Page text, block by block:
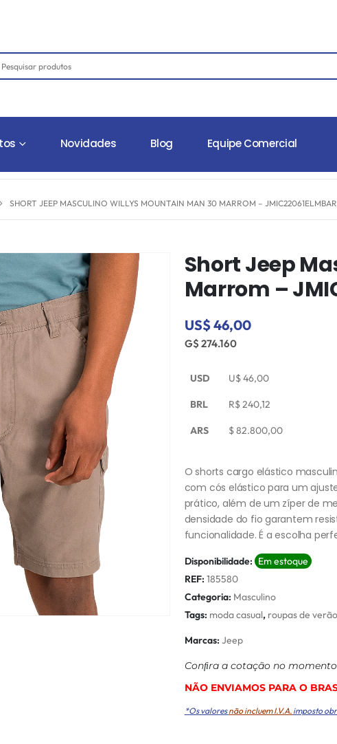
Novidades Blog Equipe Comercial
SHORT JEEP MASCULINO WILLYS MOUNTAIN MAN 30 MARROM –
Short Jeep
Marrom –
US$ 46,00
G$ 274.160
USD U$46,00
BRL R$240,12
ARS $82.800,00
O shorts cargo elástico
com cós elástico para um
prático, além de um zíper de
densidade do fio garantem
funcionalidade. É a escolha
Disponibilidade: Em estoque
REF: 185580
Categoria: Masculino
Tags: moda casual, roupas de verão
Marcas: Jeep
Conﬁra a cotação no
NÃO ENVIAMOS PARA O
*Os valoresnão incluem I.V.A. imposto